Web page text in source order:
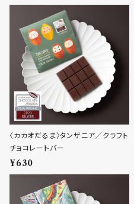
〈カカオだるま〉タンザニア／クラフト
チョコレートバー
¥630